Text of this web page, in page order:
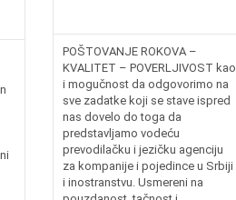
POŠTOVANJE ROKOVA –
KVALITET – POVERLJIVOST kao
i mogučnost da odgovorimo na
sve zadatke koji se stave ispred
nas dovelo do toga da
predstavljamo vodeću
prevodilačku i jezičku agenciju
za kompanije i pojedince u Srbiji
i inostranstvu. Usmereni na